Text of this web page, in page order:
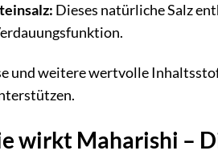
Dieses natürliche Salz
und weitere wertvolle
wirkt Maharishi –